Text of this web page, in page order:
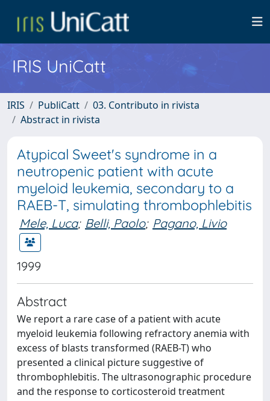
IRIS UniCatt
IRIS PubliCatt
03. Contributo in rivista
Abstract in rivista
Atypical Sweet's syndrome in a
neutropenic patient with acute
myeloid leukemia, secondary to a
RAEB-T, simulating thrombophlebitis
Mele, Luca; Belli, Paolo; Pagano, Livio
1999
Abstract
We report a rare case of a patient with acute
myeloid leukemia following refractory anemia with
excess of blasts transformed (RAEB-T) who
presented a clinical picture suggestive of
thrombophlebitis. The ultrasonographic procedure
and the response to corticosteroid treatment